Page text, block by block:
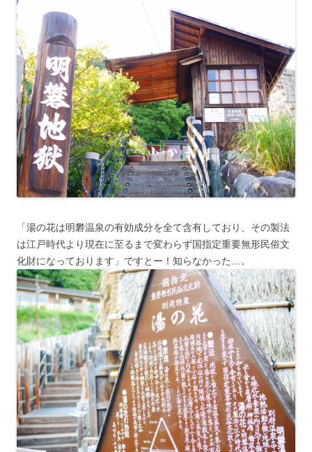
「湯の花は明礬温泉の有効成分を全て含有しており、その製法
は江戸時代より現在に至るまで変わらず国指定重要無形民俗文
化財になっております」ですとー！知らなかった…。